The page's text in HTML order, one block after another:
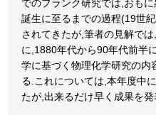
でのプランク研究では,おも
誕生に至るまでの過程(19世
されてきたが,筆者の見解で
に,1880年代から90年代前半
学に基づく物理化学研究の内
る.これについては,本年度中
たが,出来るだけ早く成果を